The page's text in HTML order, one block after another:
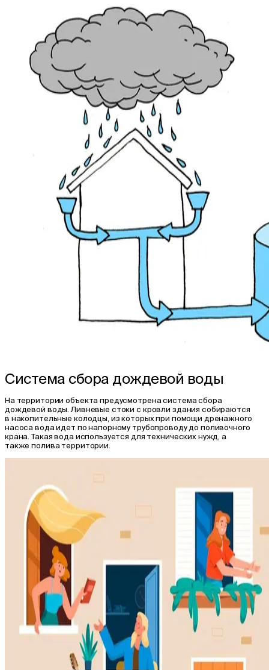
Система сбора дождевой воды
На территории объекта предусмотрена система сбора
дождевой воды. Ливневые стоки с кровли здания собираются
в накопительные колодцы, из которых при помощи дренажного
насоса вода идет по напорному трубопроводу до поливочного
крана. Такая вода используется для технических нужд, а
также полива территории.